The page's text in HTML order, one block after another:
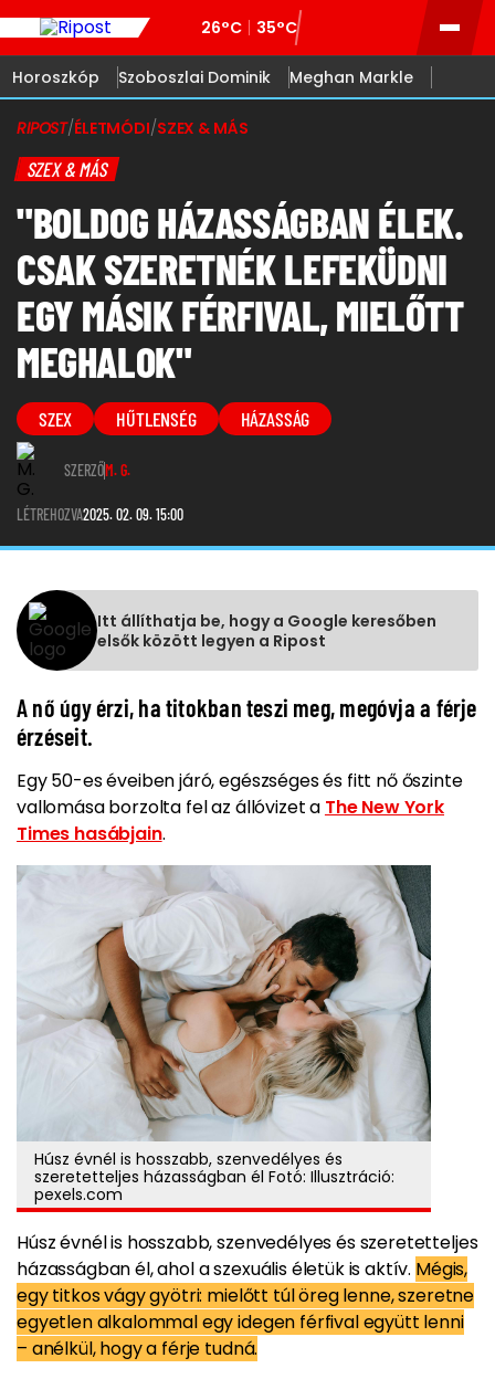
26°C 35°C
Horoszkóp Szoboszlai Dominik Meghan Markle
RIPOST/ÉLETMÓDI/SZEX & MÁS
SZEX & MÁS
"BOLDOG HÁZASSÁGBAN ÉLEK.
CSAK SZERETNÉK LEFEKÜDNI
EGY MÁSIK FÉRFIVAL, MIELŐTT
MEGHALOK"
SZEX HŰTLENSÉG HÁZASSÁG
SZERZŐM. G.
LÉTREHOZVA2025. 02. 09. 15:00
Itt állíthatja be, hogy a Google keresőben
elsők között legyen a Ripost
A nő úgy érzi, ha titokban teszi meg, megóvja a férje
érzéseit.
Egy 50-es éveiben járó, egészséges és fitt nő őszinte
vallomása borzolta fel az állóvizet a The New York
Times hasábjain.
Húsz évnél is hosszabb, szenvedélyes és
szeretetteljes házasságban él Fotó: Illusztráció:
pexels.com
Húsz évnél is hosszabb, szenvedélyes és szeretetteljes
házasságban él, ahol a szexuális életük is aktív. Mégis,
egy titkos vágy gyötri: mielőtt túl öreg lenne, szeretne
egyetlen alkalommal egy idegen férfival együtt lenni
– anélkül, hogy a férje tudná.